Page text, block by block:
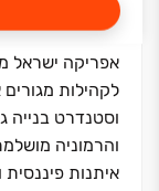
אפריקה ישראל
לקהילות מגורים
וסטנדרט בנייה
והרמוניה